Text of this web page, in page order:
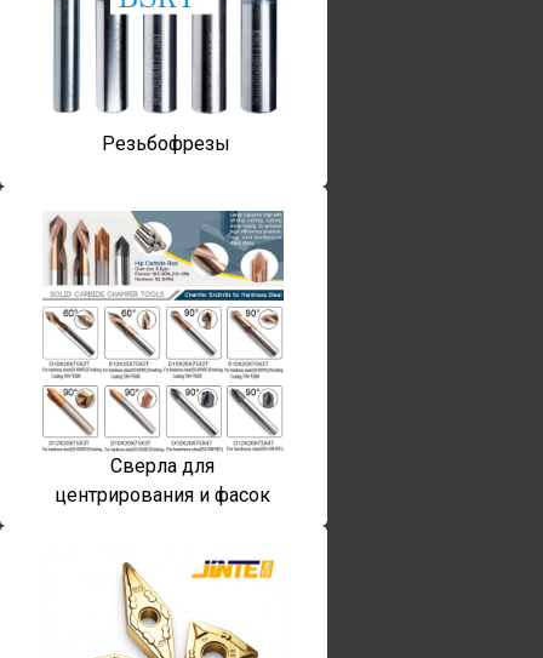
Резьбофрезы
Сверла для
центрирования и фасок